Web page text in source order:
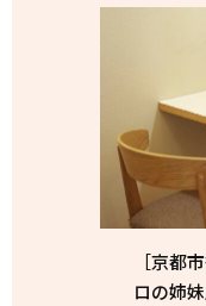
［京都
ロの姉